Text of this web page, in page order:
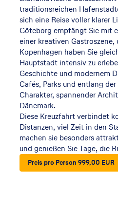
Ho
ch
se
e &
Flu
ssr
eis
en
traditionsreichen
sich eine Reise voller klarer
Göteborg empfängt Sie mit
einer kreativen
Kopenhagen haben Sie
Hauptstadt intensiv zu
Geschichte und modernem
Cafés, Parks und entlang
Charakter, spannender
Dänemark.
Diese Kreuzfahrt verbindet
Distanzen, viel Zeit in den
machen sie besonders
und genießen Sie Tage, die
Preis pro Person 999,00 EUR